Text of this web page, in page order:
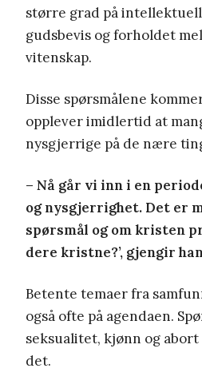
større grad på
gudsbevis og forholdet
vitenskap.
Disse spørsmålene
opplever imidlertid at
nysgjerrige på de nære
– Nå går vi inn i en
og nysgjerrighet. Det er
spørsmål og om kristen
dere kristne?’, gjengir
Betente temaer fra
også ofte på agendaen.
seksualitet, kjønn og
det.